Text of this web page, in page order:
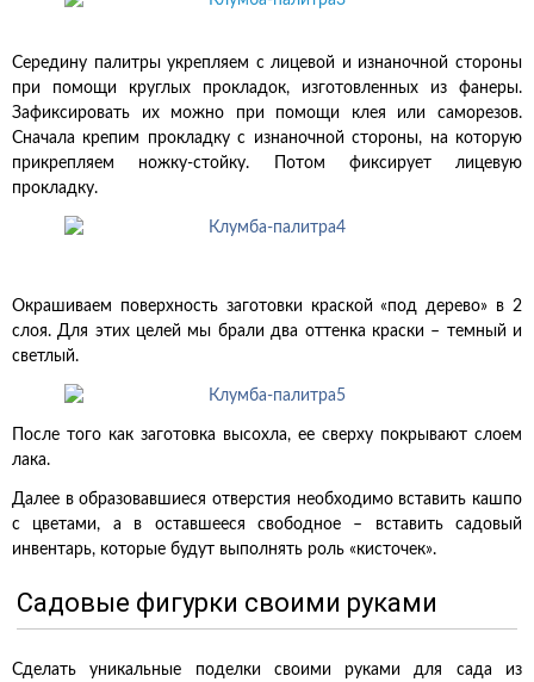
Середину палитры укрепляем с лицевой и изнаночной стороны
при помощи круглых прокладок, изготовленных из фанеры.
Зафиксировать их можно при помощи клея или саморезов.
Сначала крепим прокладку с изнаночной стороны, на которую
прикрепляем ножку-стойку. Потом фиксирует лицевую
прокладку.
Окрашиваем поверхность заготовки краской «под дерево» в 2
слоя. Для этих целей мы брали два оттенка краски – темный и
светлый.
После того как заготовка высохла, ее сверху покрывают слоем
лака.
Далее в образовавшиеся отверстия необходимо вставить кашпо
с цветами, а в оставшееся свободное – вставить садовый
инвентарь, которые будут выполнять роль «кисточек».
Садовые фигурки своими руками
Сделать уникальные поделки своими руками для сада из